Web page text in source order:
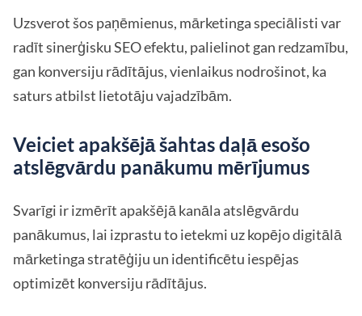
Uzsverot šos paņēmienus, mārketinga speciālisti var
radīt sinerģisku SEO efektu, palielinot gan redzamību,
gan konversiju rādītājus, vienlaikus nodrošinot, ka
saturs atbilst lietotāju vajadzībām.
Veiciet apakšējā šahtas daļā esošo
atslēgvārdu panākumu mērījumus
Svarīgi ir izmērīt apakšējā kanāla atslēgvārdu
panākumus, lai izprastu to ietekmi uz kopējo digitālā
mārketinga stratēģiju un identificētu iespējas
optimizēt konversiju rādītājus.